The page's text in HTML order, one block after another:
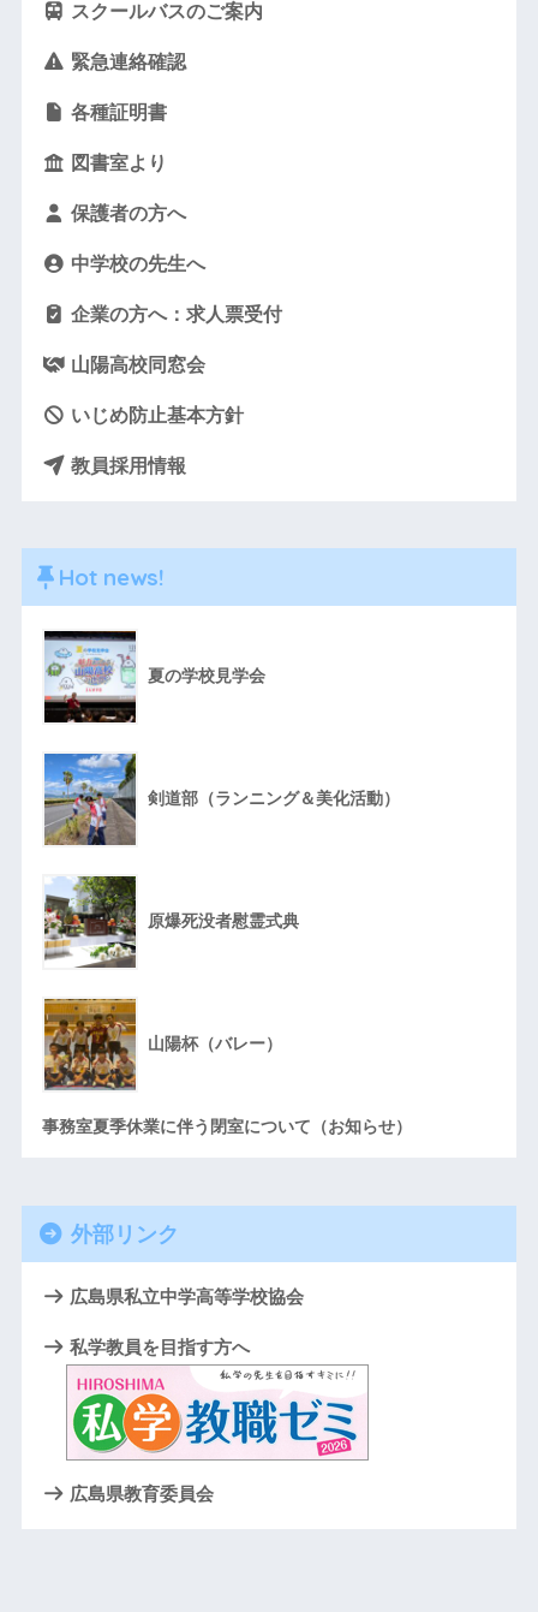
スクールバスのご案内
緊急連絡確認
各種証明書
図書室より
保護者の方へ
中学校の先生へ
企業の方へ：求人票受付
山陽高校同窓会
いじめ防止基本方針
教員採用情報
Hot news!
夏の学校見学会
剣道部（ランニング＆美化活動）
原爆死没者慰霊式典
山陽杯（バレー）
事務室夏季休業に伴う閉室について（お知らせ）
外部リンク
広島県私立中学高等学校協会
私学教員を目指す方へ
広島県教育委員会